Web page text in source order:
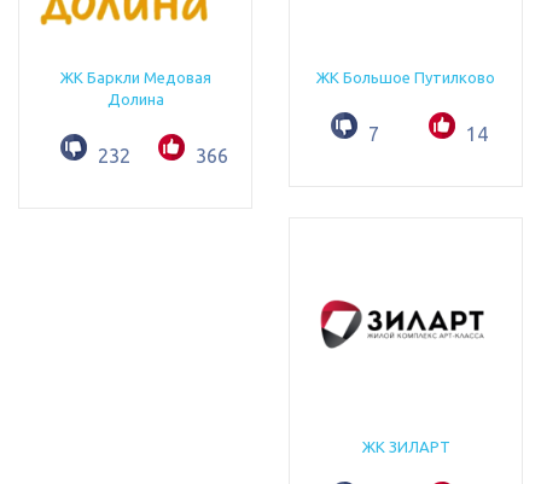
ЖК Баркли Медовая
Долина
232 366
ЖК Большое Путилково
7 14
ЖК ЗИЛАРТ